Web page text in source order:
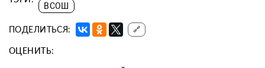
ВСОШ
ПОДЕЛИТЬСЯ: 🔗
ОЦЕНИТЬ: